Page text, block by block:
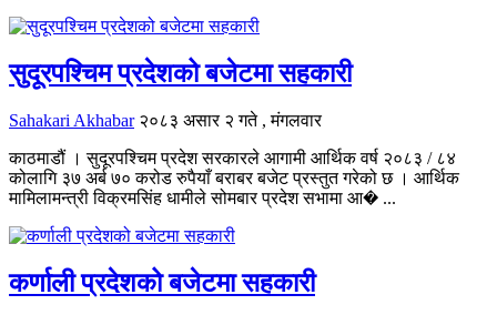
सुदूरपश्चिम प्रदेशको बजेटमा सहकारी
Sahakari Akhabar २०८३ असार २ गते , मंगलवार
काठमाडौं । सुदूरपश्चिम प्रदेश सरकारले आगामी आर्थिक वर्ष २०८३ / ८४
कोलागि ३७ अर्ब ७० करोड रुपैयाँ बराबर बजेट प्रस्तुत गरेको छ । आर्थिक
मामिलामन्त्री विक्रमसिंह धामीले सोमबार प्रदेश सभामा आ� ...
कर्णाली प्रदेशको बजेटमा सहकारी